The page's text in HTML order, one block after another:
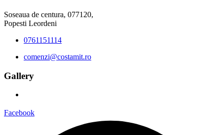
Soseaua de centura, 077120,
Popesti Leordeni
0761151114
comenzi@costamit.ro
Gallery
Facebook